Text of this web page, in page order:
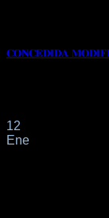
𝐂𝐎𝐍𝐂𝐄𝐃𝐈𝐃𝐀
12
Ene